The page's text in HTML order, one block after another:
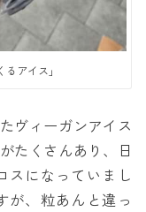
アイス」
ヴィーガンアイス
たくさんあり、日
スになっていまし
が、粒あんと違っ